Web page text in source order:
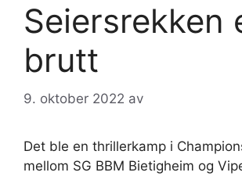
Seiersrekken
brutt
9. oktober 2022 av
Det ble en thrillerkamp i
mellom SG BBM Bietigheim og